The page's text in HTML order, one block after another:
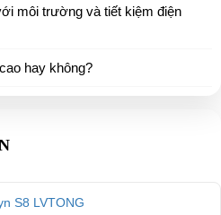
môi trường và tiết kiệm điện
hay không?